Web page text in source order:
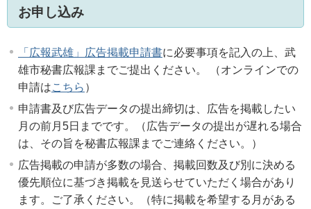
お申し込み
「広報武雄」広告掲載申請書に必要事項を記入の上、武
雄市秘書広報課までご提出ください。 （オンラインでの
申請はこちら ）
申請書及び広告データの提出締切は、広告を掲載したい
月の前月5日までです。（広告データの提出が遅れる場合
は、その旨を秘書広報課までご連絡ください。）
広告掲載の申請が多数の場合、掲載回数及び別に決める
優先順位に基づき掲載を見送らせていただく場合があり
ます。ご了承ください。（特に掲載を希望する月がある